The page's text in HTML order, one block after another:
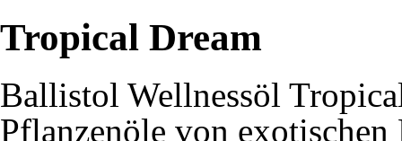
Tropical Dream
Ballistol Wellnessöl
Pflanzenöle von